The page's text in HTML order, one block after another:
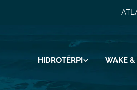
HIDROTĒRPI WAKE &